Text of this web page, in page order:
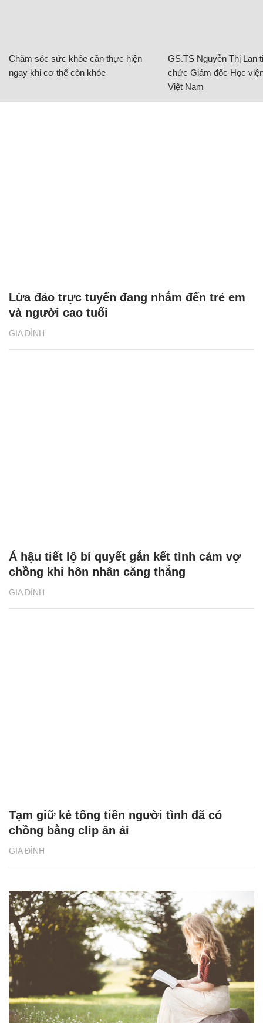
Chăm sóc sức khỏe cần thực hiện
ngay khi cơ thể còn khỏe
GS.TS Nguyễn Thị Lan
chức Giám đốc Học
Việt Nam
GIA ĐÌNH
Lừa đảo trực tuyến đang nhắm đến trẻ em
và người cao tuổi
GIA ĐÌNH
Á hậu tiết lộ bí quyết gắn kết tình cảm vợ
chồng khi hôn nhân căng thẳng
GIA ĐÌNH
Tạm giữ kẻ tống tiền người tình đã có
chồng bằng clip ân ái